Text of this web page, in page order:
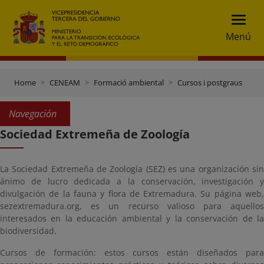
Menú
Home CENEAM Formació ambiental Cursos i postgraus
Navegación
Sociedad Extremeña de Zoología
La Sociedad Extremeña de Zoología (SEZ) es una organización sin
ánimo de lucro dedicada a la conservación, investigación y
divulgación de la fauna y flora de Extremadura. Su página web,
sezextremadura.org, es un recurso valioso para aquellos
interesados en la educación ambiental y la conservación de la
biodiversidad.
Cursos de formación: estos cursos están diseñados para